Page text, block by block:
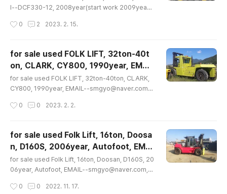
ed Folk Lift 18ton TCM FD180 2008ye..
hour, good working condition, EMAI
L--smgyo@naver.com, 중고대형지게차
33톤32톤매매수출문의, 중고대형칼마33톤
l--DCF330-12, 2008year(start work 2009year
AIL--smgyo@naver.com, 중고대형지게차33톤32톤
-12, 제작2008년(사용2009년2월), 상태양호, 문의 02
-2677-5544, 대가중장비플랜트, for sale used FOL
K LIFT 33ton KALMAR Model--DCF330-12 200
8year(start work 2009year2) working 6937 hou
0 2 2023. 2. 15.
for sale used FOLK LIFT, 32ton-40t
on, CLARK, CY800, 1990year, EMAI
L--smgyo@naver.com, 중고대형지게차
32톤-40톤급매매수출문의, 클라크, CY80
0, 1990년식, 상태양호, 문의 02-2677-5
for sale used FOLK LIFT, 32ton-40ton, CLARK,
CY800, 1990year, EMAIL--smgyo@naver.com,
00, 1990년식, 상태양호, 문의 02-2677-5544, 대가
ver.com, 중고대형지게차32톤-40톤급매매수출문의 클
라크 CY800 1990년식 상태양호 문의 02-2677-554
4 대가중장비플랜트, for sale used FOLK LIFT, 32to
n-40ton, CLARK, CY800, 1990year, EMAIL--sm
0 0 2023. 2. 2.
for sale used Folk Lift, 16ton, Doosa
n, D160S, 2006year, Autofoot, EMAI
L--smgyo@naver.com, 중고지게차매매
수출문의, 16톤, 자동발, D160S-5, 두산, 제
작2006년식, 상태좋음, 문의 02-2677-55
for sale used Folk Lift, 16ton, Doosan, D160S, 20
06year, Autofoot, EMAIL--smgyo@naver.com,
제작2006년식, 상태좋음, 문의 02-2677-5544, 대가
0 0 2022. 11. 17.